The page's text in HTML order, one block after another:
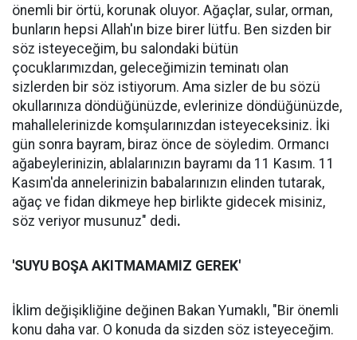
önemli bir örtü, korunak oluyor. Ağaçlar, sular, orman,
bunların hepsi Allah'ın bize birer lütfu. Ben sizden bir
söz isteyeceğim, bu salondaki bütün
çocuklarımızdan, geleceğimizin teminatı olan
sizlerden bir söz istiyorum. Ama sizler de bu sözü
okullarınıza döndüğünüzde, evlerinize döndüğünüzde,
mahallelerinizde komşularınızdan isteyeceksiniz. İki
gün sonra bayram, biraz önce de söyledim. Ormancı
ağabeylerinizin, ablalarınızın bayramı da 11 Kasım. 11
Kasım'da annelerinizin babalarınızın elinden tutarak,
ağaç ve fidan dikmeye hep birlikte gidecek misiniz,
söz veriyor musunuz" dedi.
'SUYU BOŞA AKITMAMAMIZ GEREK'
İklim değişikliğine değinen Bakan Yumaklı, "Bir önemli
konu daha var. O konuda da sizden söz isteyeceğim.